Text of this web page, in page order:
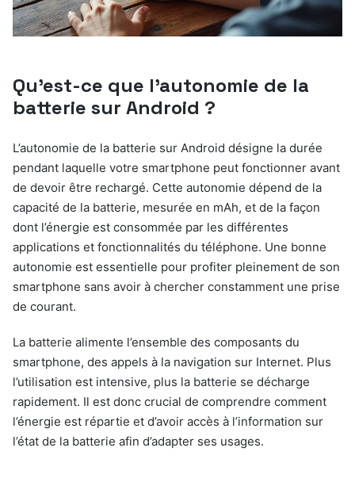
Qu’est-ce que l’autonomie de la
batterie sur Android ?
L’autonomie de la batterie sur Android désigne la durée
pendant laquelle votre smartphone peut fonctionner avant
de devoir être rechargé. Cette autonomie dépend de la
capacité de la batterie, mesurée en mAh, et de la façon
dont l’énergie est consommée par les différentes
applications et fonctionnalités du téléphone. Une bonne
autonomie est essentielle pour profiter pleinement de son
smartphone sans avoir à chercher constamment une prise
de courant.
La batterie alimente l’ensemble des composants du
smartphone, des appels à la navigation sur Internet. Plus
l’utilisation est intensive, plus la batterie se décharge
rapidement. Il est donc crucial de comprendre comment
l’énergie est répartie et d’avoir accès à l’information sur
l’état de la batterie afin d’adapter ses usages.